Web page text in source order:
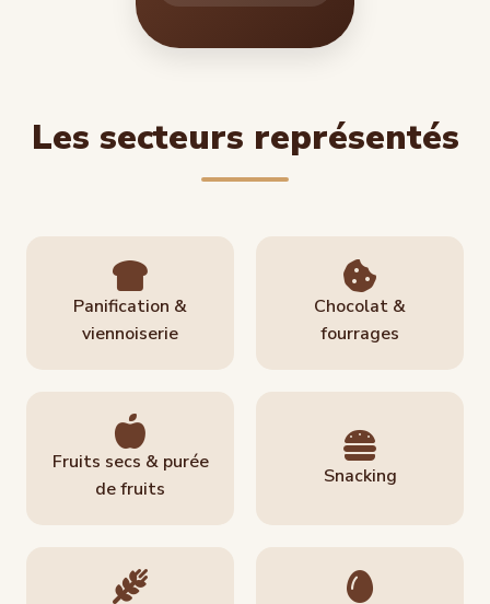
Les secteurs représentés
Panification &
viennoiserie
Chocolat &
fourrages
Fruits secs & purée
de fruits
Snacking